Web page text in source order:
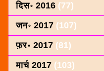
दिस॰ 2016 (77)
जन॰ 2017 (107)
फ़र॰ 2017 (81)
मार्च 2017 (103)